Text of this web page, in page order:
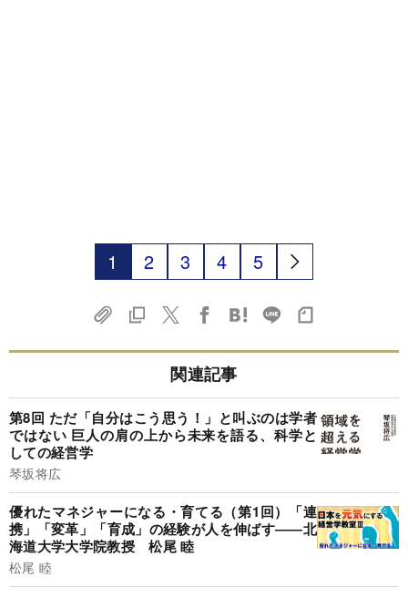
1 2 3 4 5
関連記事
第8回 ただ「自分はこう思う！」と叫ぶのは学者
ではない 巨人の肩の上から未来を語る、科学と
しての経営学
琴坂将広
優れたマネジャーになる・育てる（第1回）「連
携」「変革」「育成」の経験が人を伸ばす――北
海道大学大学院教授 松尾 睦
松尾 睦